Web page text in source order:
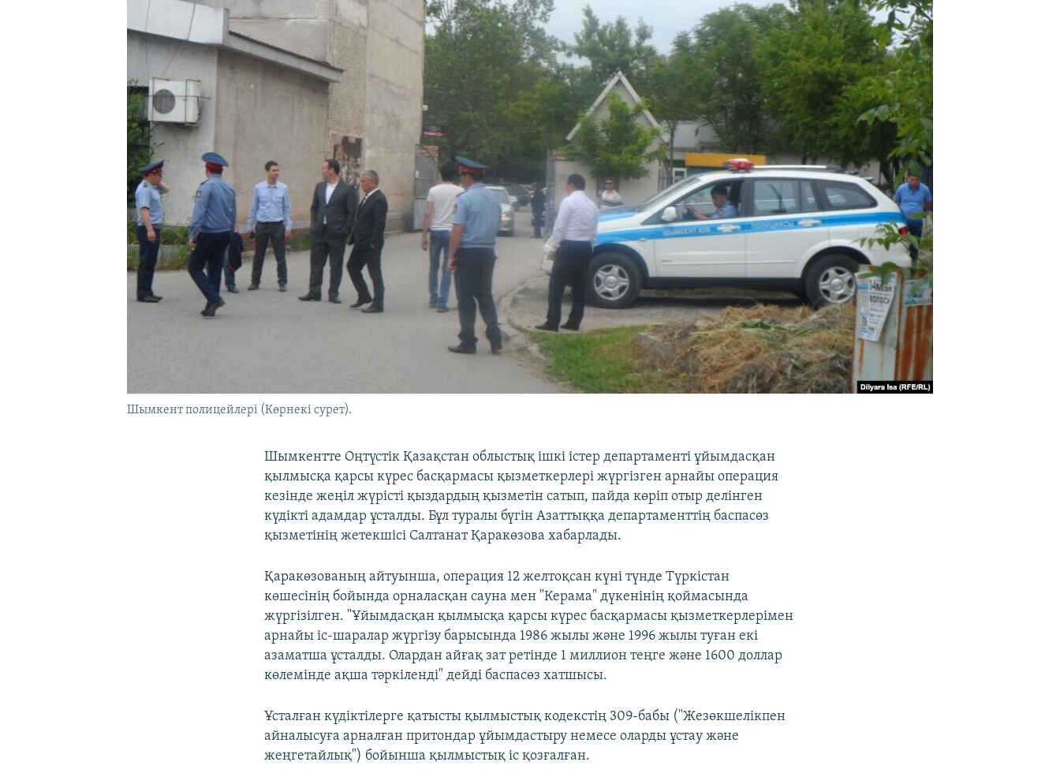
Шымкент полицейлері (Көрнекі сурет).
Шымкентте Оңтүстік Қазақстан облыстық ішкі істер департаменті ұйымдасқан
қылмысқа қарсы күрес басқармасы қызметкерлері жүргізген арнайы операция
кезінде жеңіл жүрісті қыздардың қызметін сатып, пайда көріп отыр делінген
күдікті адамдар ұсталды. Бұл туралы бүгін Азаттыққа департаменттің баспасөз
қызметінің жетекшісі Салтанат Қаракөзова хабарлады.
Қаракөзованың айтуынша, операция 12 желтоқсан күні түнде Түркістан
көшесінің бойында орналасқан сауна мен "Керама" дүкенінің қоймасында
жүргізілген. "Ұйымдасқан қылмысқа қарсы күрес басқармасы қызметкерлерімен
арнайы іс-шаралар жүргізу барысында 1986 жылы және 1996 жылы туған екі
азаматша ұсталды. Олардан айғақ зат ретінде 1 миллион теңге және 1600 доллар
көлемінде ақша тәркіленді" дейді баспасөз хатшысы.
Ұсталған күдіктілерге қатысты қылмыстық кодекстің 309-бабы ("Жезөкшелiкпен
айналысуға арналған притондар ұйымдастыру немесе оларды ұстау және
жеңгетайлық") бойынша қылмыстық іс қозғалған.